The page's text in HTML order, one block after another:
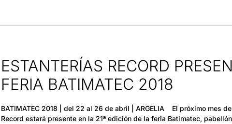
ESTANTERÍAS RECORD
FERIA BATIMATEC 2018
BATIMATEC 2018 | del 22 al 26 de abril | ARGELIA El próximo mes
Record estará presente en la 21ª edición de la feria Batimatec,